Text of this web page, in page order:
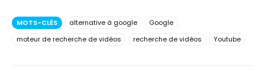
MOTS-CLÉS alternative à google
Google
moteur de recherche de vidéos
recherche de vidéos Youtube